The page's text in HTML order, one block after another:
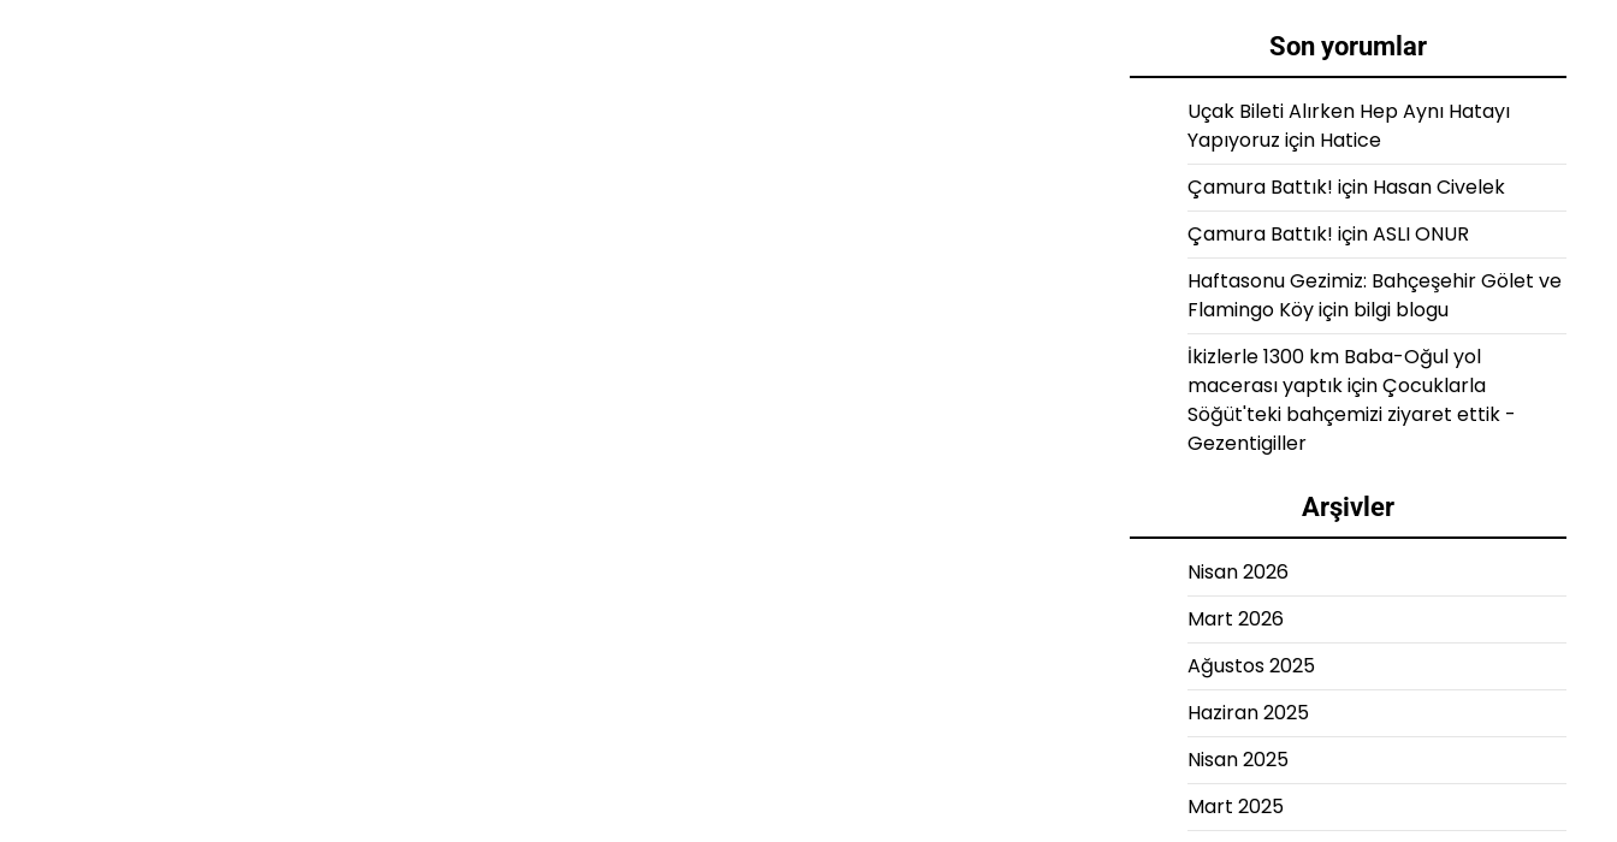
Son yorumlar
Uçak Bileti Alırken Hep Aynı Hatayı
Yapıyoruz için Hatice
Çamura Battık! için Hasan Civelek
Çamura Battık! içinASLI ONUR
Haftasonu Gezimiz: Bahçeşehir Gölet ve
Flamingo Köyiçin bilgi blogu
İkizlerle 1300 km Baba-Oğul yol
macerası yaptıkiçinÇocuklarla
Söğüt'teki bahçemizi ziyaret ettik -
Gezentigiller
Arşivler
Nisan 2026
Mart 2026
Ağustos 2025
Haziran 2025
Nisan 2025
Mart 2025